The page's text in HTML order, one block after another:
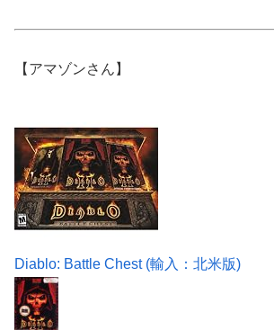
【アマゾンさん】
Diablo: Battle Chest (輸入：北米版)